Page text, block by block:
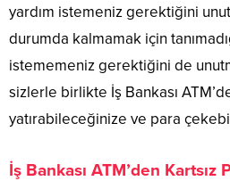
yardım istemeniz gerektiğini
durumda kalmamak için
istememeniz gerektiğini de
sizlerle birlikte İş Bankası
yatırabileceğinize ve para
İş Bankası ATM’den Kartsız